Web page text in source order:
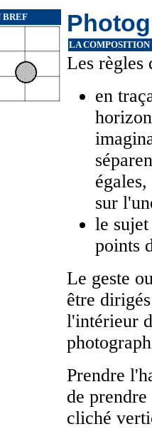
BREF
LA COMPOSITION
Les règles
en
sur
le
points
Le geste
être
l'intérieur
Prendre
de
cliché